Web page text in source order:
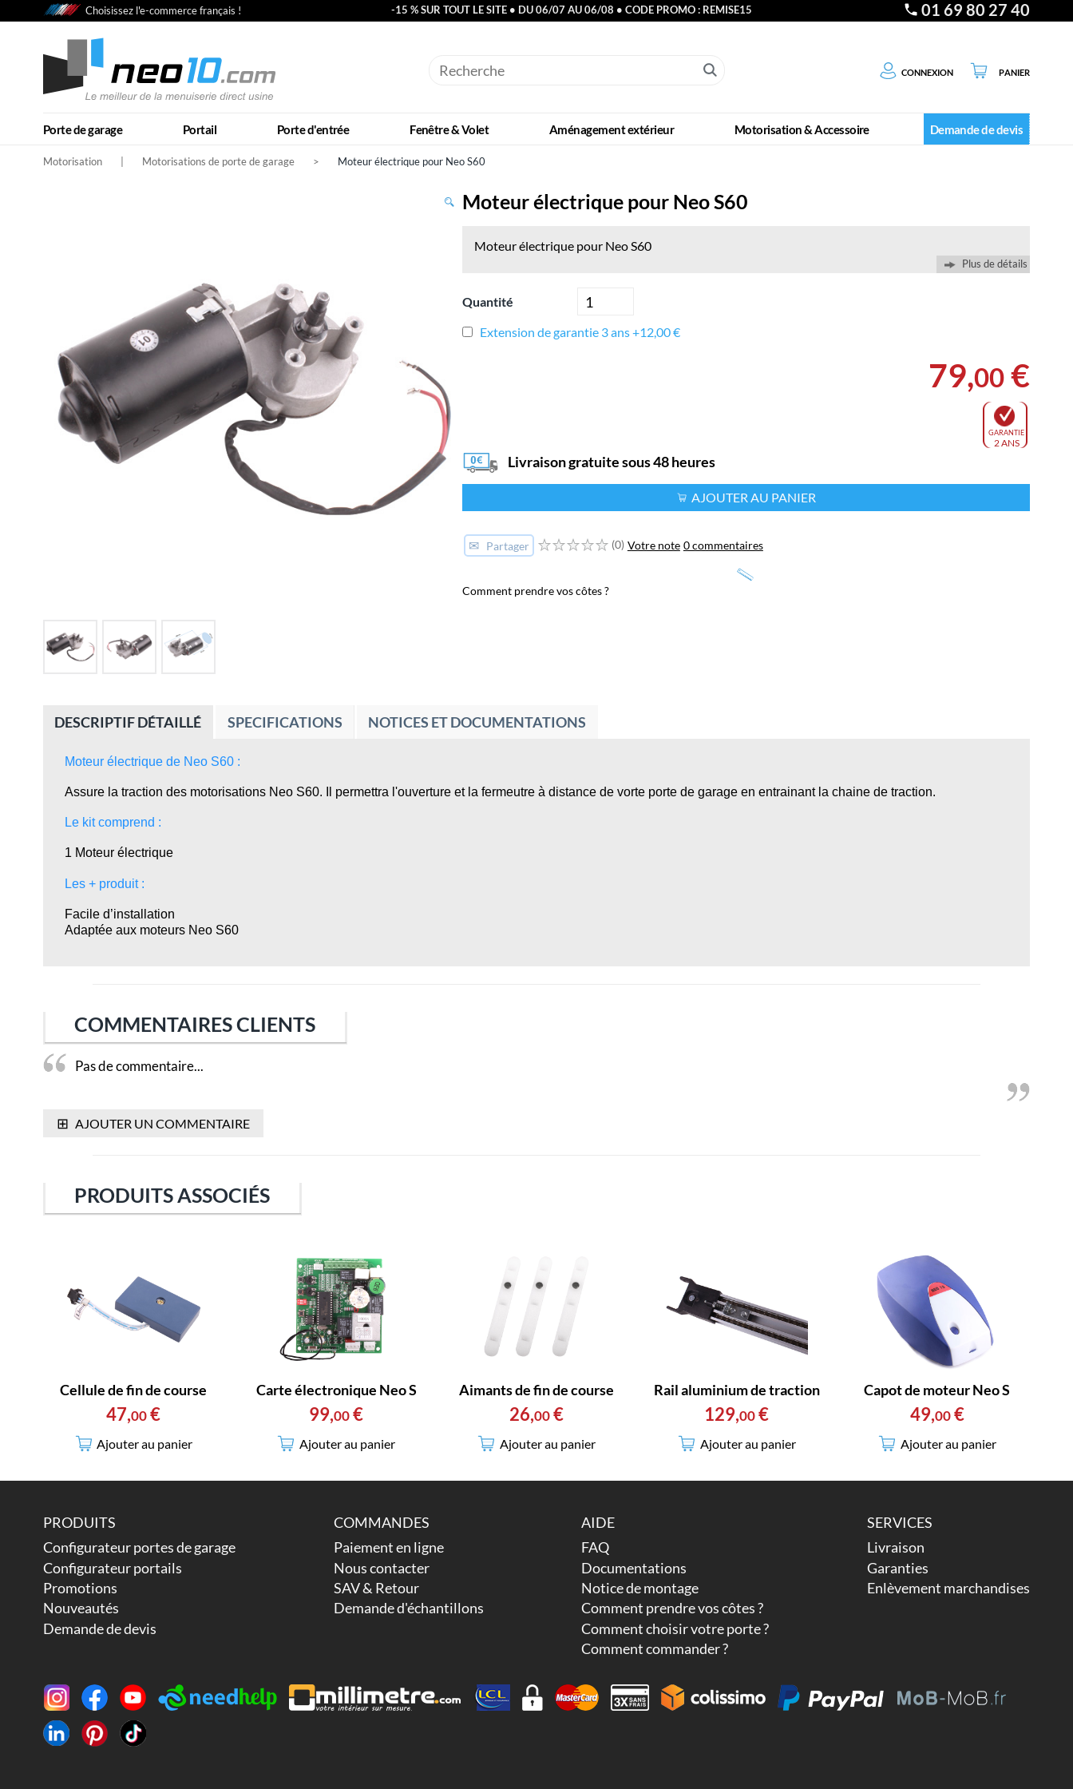
Choisissez l'e-commerce français ! -15 % SUR TOUT LE SITE • DU 06/07 AU 06/08 • CODE PROMO : REMISE15 01 69 80 27 40
Connexion Panier
Porte de garage Portail Porte d'entrée Fenêtre & Volet Aménagement extérieur Motorisation & Accessoire Demande de devis
Motorisation Motorisations de porte de garage > Moteur électrique pour Neo S60
Moteur électrique pour Neo S60
Moteur électrique pour Neo S60
Plus de détails
Quantité
Extension de garantie 3 ans +12,00 €
79,00 €
GARANTIE
2 ANS
Livraison gratuite sous 48 heures
AJOUTER AU PANIER
✉ Partager (0) Votre note 0 commentaires
Comment prendre vos côtes ?
DESCRIPTIF DÉTAILLÉ SPECIFICATIONS NOTICES ET DOCUMENTATIONS
Moteur électrique de Neo S60:
Assure la traction des motorisations Neo S60. Il permettra l'ouverture et la fermeutre à distance de vorte porte de garage en entrainant la chaine de traction.
Le kit comprend :
1 Moteur électrique
Les + produit :
Facile d’installation
Adaptée aux moteurs Neo S60
COMMENTAIRES CLIENTS
Pas de commentaire...
⊞ AJOUTER UN COMMENTAIRE
PRODUITS ASSOCIÉS
Cellule de fin de course
47,00 €
Ajouter au panier
Carte électronique Neo S
99,00€
Ajouter au panier
Aimants de fin de course
26,00€
Ajouter au panier
Rail aluminium de traction
129,00 €
Ajouter au panier
Capot de moteur Neo S
49,00 €
Ajouter au panier
PRODUITS
Configurateur portes de garage
Configurateur portails
Promotions
Nouveautés
Demande de devis
COMMANDES
Paiement en ligne
Nous contacter
SAV & Retour
Demande d'échantillons
AIDE
FAQ
Documentations
Notice de montage
Comment prendre vos côtes ?
Comment choisir votre porte ?
Comment commander ?
SERVICES
Livraison
Garanties
Enlèvement marchandises